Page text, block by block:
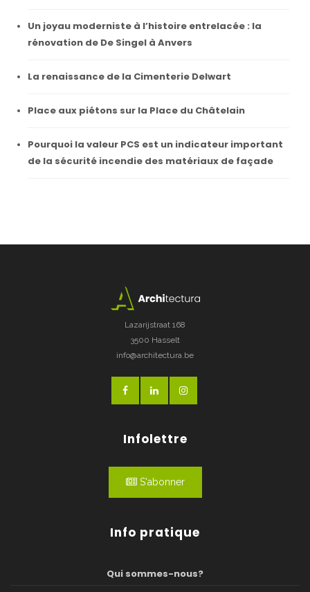
Un joyau moderniste à l’histoire entrelacée : la
rénovation de De Singel à Anvers
La renaissance de la Cimenterie Delwart
Place aux piétons sur la Place du Châtelain
Pourquoi la valeur PCS est un indicateur important
de la sécurité incendie des matériaux de façade
Lazarijstraat 168
3500 Hasselt
info@architectura.be
Infolettre
S'abonner
Info pratique
Qui sommes-nous?